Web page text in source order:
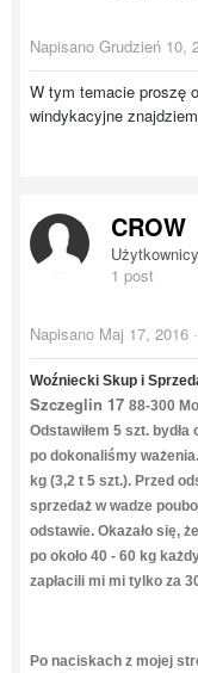
Napisano Grudzień 10,
W tym temacie proszę
windykacyjne
CROW
Użytkownicy
1 post
Napisano Maj 17, 2016 ·
Woźniecki Skup i
Szczeglin 17 88-300
Odstawiłem 5 szt.
po dokonaliśmy
kg (3,2 t 5 szt.). Przed
sprzedaż w wadze
odstawie. Okazało się,
po około 40 - 60 kg
zapłacili mi mi tylko za
Po naciskach z mojej